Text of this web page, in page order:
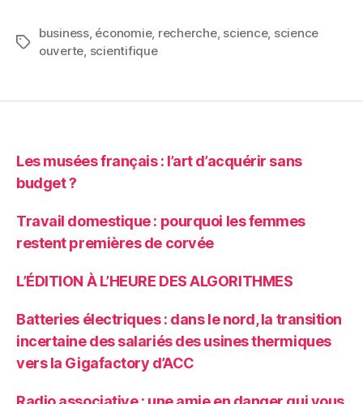
Étiquettes
business, économie, recherche, science, science
ouverte scientifique
Les musées français : l’art d’acquérir sans
budget ?
Travail domestique : pourquoi les femmes
restent premières de corvée
L’ÉDITION À L’HEURE DES ALGORITHMES
Batteries électriques : dans le nord, la transition
incertaine des salariés des usines thermiques
vers la Gigafactory d’ACC